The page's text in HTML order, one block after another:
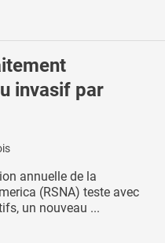
invasif par
annuelle de la
(RSNA) teste avec
un nouveau ...